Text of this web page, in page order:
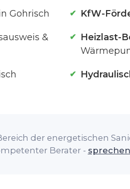
Gohrisch KfW-
&
Heizlast-
der energetischen
Berater -